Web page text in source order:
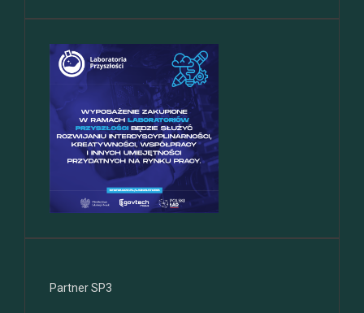
Partner SP3